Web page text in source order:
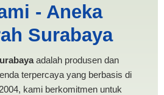
TENDA
- Aneka
Surabaya
adalah produsen dan
terpercaya yang berbasis di
kami berkomitmen untuk